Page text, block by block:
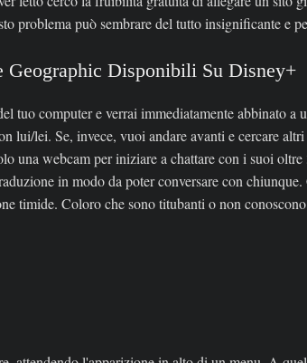
problema può sembrare del tutto insignificante e
Disponibili Su Disney+
tuo computer e verrai immediatamente abbinato
lui/lei. Se, invece, vuoi andare avanti e cercare
una webcam per iniziare a chattare con i suoi
in modo da poter conversare con
timide. Coloro che sono titubanti o non